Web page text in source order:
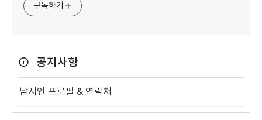
구독하기
공지사항
남시언 프로필 & 연락처